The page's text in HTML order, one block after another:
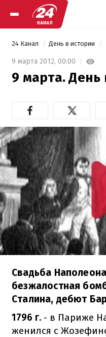
24 Канал День в истории
9 марта 2012, 00:00
9 марта. День
Свадьба
безжалостная
Сталина, дебют
1796 г. - в Париже
женился с